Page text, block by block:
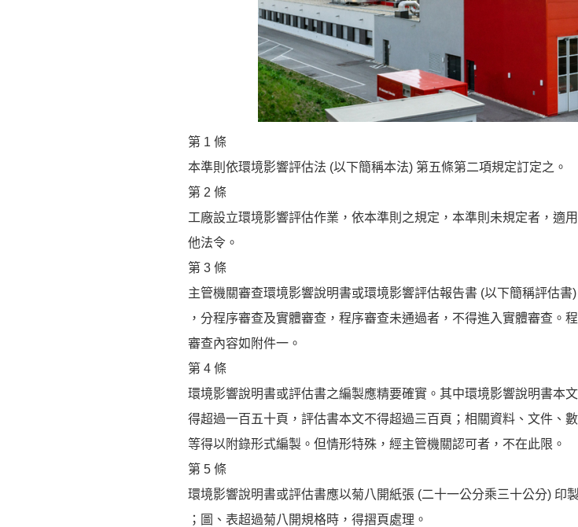
第 1 條
本準則依環境影響評估法 (以下簡稱本法) 第五條第二項規定訂定之。
第 2 條
工廠設立環境影響評估作業，依本準則之規定，本準則未規定者，適
他法令。
第 3 條
主管機關審查環境影響說明書或環境影響評估報告書 (以下簡稱評估書)
，分程序審查及實體審查，程序審查未通過者，不得進入實體審查。
審查內容如附件一。
第 4 條
環境影響說明書或評估書之編製應精要確實。其中環境影響說明書本
得超過一百五十頁，評估書本文不得超過三百頁；相關資料、文件、
等得以附錄形式編製。但情形特殊，經主管機關認可者，不在此限。
第 5 條
環境影響說明書或評估書應以菊八開紙張 (二十一公分乘三十公分) 印
；圖、表超過菊八開規格時，得摺頁處理。